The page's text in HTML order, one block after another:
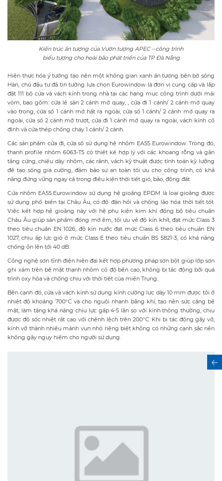
Kiến trúc ấn tượng của Vườn tượng APEC – công trình
biểu tượng cho hoài bão phát triển của TP Đà Nẵng
Hiện thực hóa ý tưởng tạo nên một không gian xanh ấn tượng bên bờ sông
Hàn, chủ đầu tư đã tin tưởng lựa chọn Eurowindow là đơn vị cung cấp và lắp
đặt 111 bộ cửa và vách kính trong nhà tại các hạng mục công trình dưới mái
vòm, bao gồm: cửa lề sàn 2 cánh mở quay, , cửa đi 1 cánh/ 2 cánh mở quay
vào trong, cửa sổ 1 cánh mở hất ra ngoài, cửa sổ 1 cánh/ 2 cánh mở quay ra
ngoài, cửa sổ 2 cánh mở trượt, cửa đi 1 cánh mở quay ra ngoài, vách kính cố
định và cửa thép chống cháy 1 cánh/ 2 cánh.
Các sản phẩm cửa đi, cửa sổ sử dụng hệ nhôm EA55 Eurowindow. Trong đó,
thanh profile nhôm 6063-T5 có thiết kế hợp lý với các khoang rỗng và gân
tăng cứng, chiều dày nhôm, các rãnh, vách kỹ thuật được tính toán kỹ lưỡng
để tạo sống gia cường, đảm bảo sự an toàn tối ưu cho công trình, có khả
năng đứng vững ngay cả trong điều kiện thời tiết gió, bão, động đất.
Cửa nhôm EA55 Eurowindow sử dụng hệ gioăng EPDM là loại gioăng được
sử dụng phổ biến tại Châu Âu, có độ đàn hồi và chống lão hóa thời tiết tốt.
Việc kết hợp hệ gioăng này với hệ phụ kiện kim khí đồng bộ tiêu chuẩn
Châu Âu giúp sản phẩm đóng mở êm, tối ưu về độ kín khít, đạt mức Class 3
theo tiêu chuẩn EN 1026, độ kín nước đạt mức Class 6 theo tiêu chuẩn EN
1027, chịu áp lực gió ở mức Class E theo tiêu chuẩn BS 5821-3, có khả năng
chống ồn lên tới 40 dB.
Công nghệ sơn tĩnh điện hiện đại kết hợp phương pháp sơn bột giúp lớp sơn
ghi xám trên bề mặt thanh nhôm có độ bền cao, không bị tác động bởi quá
trình oxy hóa và chống chịu với thời tiết của miền Trung.
Bên cạnh đó, cửa và vách kính sử dụng kính cường lực dày 10 mm được tôi ở
nhiệt độ khoảng 700°C và cho nguội nhanh bằng khí, tạo nên sức căng bề
mặt, làm tăng khả năng chịu lực gấp 4-5 lần so với kính thông thường, chịu
được độ sốc nhiệt rất cao với chênh lệch trên 200°C. Khi bị tác động gây vỡ,
kính vỡ thành nhiều mảnh vụn nhỏ riêng biệt không có những cạnh sắc nên
không gây nguy hiểm cho người sử dụng.